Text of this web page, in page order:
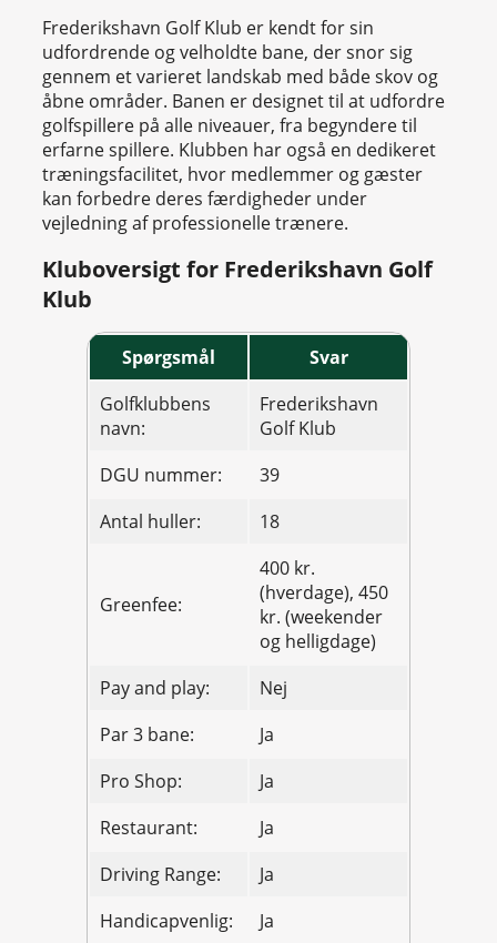
Frederikshavn Golf Klub er kendt for sin
udfordrende og velholdte bane, der snor sig
gennem et varieret landskab med både skov og
åbne områder. Banen er designet til at udfordre
golfspillere på alle niveauer, fra begyndere til
erfarne spillere. Klubben har også en dedikeret
træningsfacilitet, hvor medlemmer og gæster
kan forbedre deres færdigheder under
vejledning af professionelle trænere.
Kluboversigt for Frederikshavn Golf
Klub
Spørgsmål
Svar
Golfklubbens
navn:
Frederikshavn
Golf Klub
DGU nummer:
39
Antal huller:
18
Greenfee:
400 kr.
(hverdage), 450
kr. (weekender
og helligdage)
Pay and play:
Nej
Par 3 bane:
Ja
Pro Shop:
Ja
Restaurant:
Ja
Driving Range:
Ja
Handicapvenlig:
Ja